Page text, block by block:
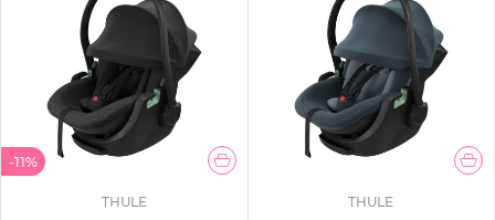
-11%
THULE THULE